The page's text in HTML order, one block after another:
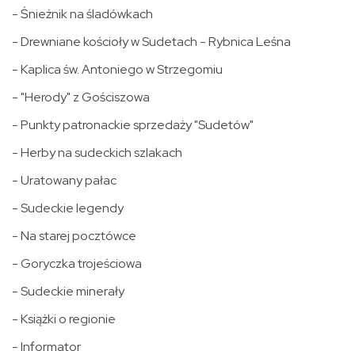
- Śnieżnik na śladówkach
- Drewniane kościoły w Sudetach - Rybnica Leśna
- Kaplica św. Antoniego w Strzegomiu
- "Herody" z Gościszowa
- Punkty patronackie sprzedaży "Sudetów"
- Herby na sudeckich szlakach
- Uratowany pałac
- Sudeckie legendy
- Na starej pocztówce
- Goryczka trojeściowa
- Sudeckie minerały
- Książki o regionie
- Informator